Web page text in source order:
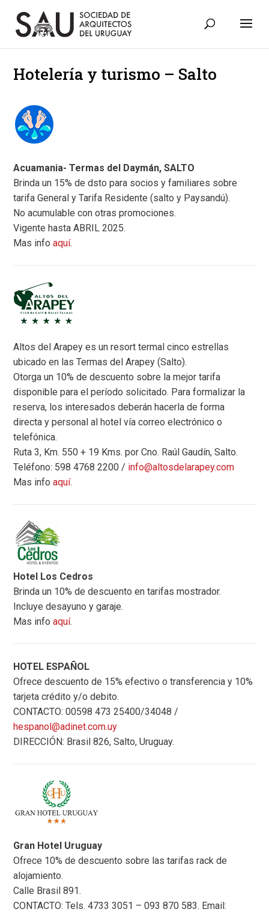
Hotelería y turismo – Salto
Acuamania- Termas del Daymán, SALTO
Brinda un 15% de dsto para socios y familiares sobre
tarifa General y Tarifa Residente (salto y Paysandú).
No acumulable con otras promociones.
Vigente hasta ABRIL 2025.
Mas infoaquí.
Altos del Arapey es un resort termal cinco estrellas
ubicado en las Termas del Arapey (Salto).
Otorga un 10% de descuento sobre la mejor tarifa
disponible para el período solicitado. Para formalizar la
reserva, los interesados deberán hacerla de forma
directa y personal al hotel vía correo electrónico o
telefónica.
Ruta 3, Km. 550 + 19 Kms. por Cno. Raúl Gaudín, Salto.
Teléfono: 598 4768 2200 / info@altosdelarapey.com
Mas infoaquí.
Hotel Los Cedros
Brinda un 10% de descuento en tarifas mostrador.
Incluye desayuno y garaje.
Mas infoaquí.
HOTEL ESPAÑOL
Ofrece descuento de 15% efectivo o transferencia y 10%
tarjeta crédito y/o debito.
CONTACTO: 00598 473 25400/34048 /
hespanol@adinet.com.uy
DIRECCIÓN: Brasil 826, Salto, Uruguay.
Gran Hotel Uruguay
Ofrece 10% de descuento sobre las tarifas rack de
alojamiento.
Calle Brasil 891.
CONTACTO: Tels. 4733 3051 – 093 870 583. Email: